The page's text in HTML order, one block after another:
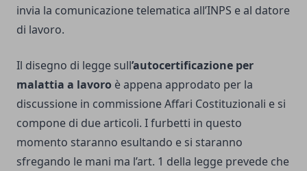
invia la comunicazione telematica all’INPS e al datore
di lavoro.
Il disegno di legge sull’autocertificazione per
malattia a lavoro è appena approdato per la
discussione in commissione Affari Costituzionali e si
compone di due articoli. I furbetti in questo
momento staranno esultando e si staranno
sfregando le mani ma l’art. 1 della legge prevede che